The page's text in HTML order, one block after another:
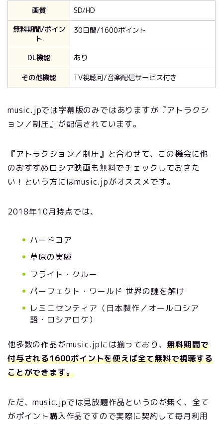
画質
SD/HD
無料期間/ポイン
ト
30日間/1600ポイント
DL機能
あり
その他機能
TV視聴可/音楽配信サービス付き
music.jpでは字幕版のみではありますが『アトラクシ
ョン／制圧』が配信されています。
『アトラクション／制圧』と合わせて、この機会に他
のおすすめロシア映画も無料でチェックしておきた
い！という方にはmusic.jpがオススメです。
2018年10月時点では、
ハードコア
草原の実験
フライト・クルー
パーフェクト・ワールド 世界の謎を解け
レミニセンティア（日本製作／オールロシア
語・ロシアロケ）
他多数の作品がmusic.jpには揃っており、無料期間で
付与される1600ポイントを使えば全て無料で視聴する
ことができます。
ただ、music.jpでは見放題作品というのが無く、全て
がポイント購入作品ですので実際に契約して毎月利用